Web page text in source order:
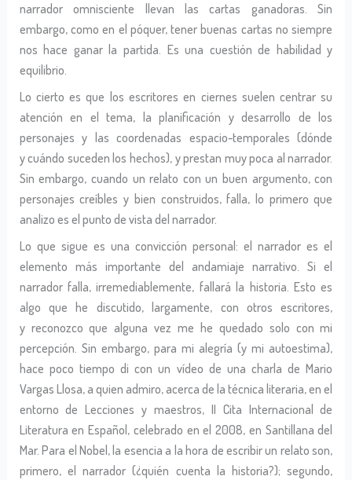
narrador omnisciente llevan las cartas ganadoras. Sin
embargo, como en el póquer, tener buenas cartas no siempre
nos hace ganar la partida. Es una cuestión de habilidad y
equilibrio.
Lo cierto es que los escritores en ciernes suelen centrar su
atención en el tema, la planificación y desarrollo de los
personajes y las coordenadas espacio-temporales (dónde
y cuándo suceden los hechos), y prestan muy poca al narrador.
Sin embargo, cuando un relato con un buen argumento, con
personajes creíbles y bien construidos, falla, lo primero que
analizo es el punto de vista del narrador.
Lo que sigue es una convicción personal: el narrador es el
elemento más importante del andamiaje narrativo. Si el
narrador falla, irremediablemente, fallará la historia. Esto es
algo que he discutido, largamente, con otros escritores,
y reconozco que alguna vez me he quedado solo con mi
percepción. Sin embargo, para mi alegría (y mi autoestima),
hace poco tiempo di con un vídeo de una charla de Mario
Vargas Llosa, a quien admiro, acerca de la técnica literaria, en el
entorno de Lecciones y maestros, II Cita Internacional de
Literatura en Español, celebrado en el 2008, en Santillana del
Mar. Para el Nobel, la esencia a la hora de escribir un relato son,
primero, el narrador (¿quién cuenta la historia?); segundo,